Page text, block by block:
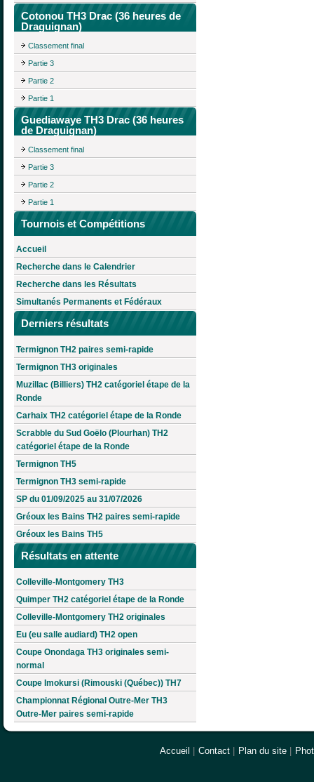
Cotonou TH3 Drac (36 heures de
Draguignan)
Classement final
Partie 3
Partie 2
Partie 1
Guediawaye TH3 Drac (36 heures
de Draguignan)
Classement final
Partie 3
Partie 2
Partie 1
Tournois et Compétitions
Accueil
Recherche dans le Calendrier
Recherche dans les Résultats
Simultanés Permanents et Fédéraux
Derniers résultats
Termignon TH2 paires semi-rapide
Termignon TH3 originales
Muzillac (Billiers) TH2 catégoriel étape de la
Ronde
Carhaix TH2 catégoriel étape de la Ronde
Scrabble du Sud Goëlo (Plourhan) TH2
catégoriel étape de la Ronde
Termignon TH5
Termignon TH3 semi-rapide
SP du 01/09/2025 au 31/07/2026
Gréoux les Bains TH2 paires semi-rapide
Gréoux les Bains TH5
Résultats en attente
Colleville-Montgomery TH3
Quimper TH2 catégoriel étape de la Ronde
Colleville-Montgomery TH2 originales
Eu (eu salle audiard) TH2 open
Coupe Onondaga TH3 originales semi-
normal
Coupe Imokursi (Rimouski (Québec)) TH7
Championnat Régional Outre-Mer TH3
Outre-Mer paires semi-rapide
Accueil Contact Plan du site